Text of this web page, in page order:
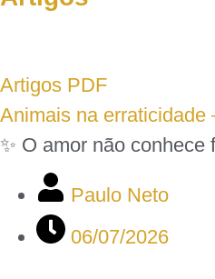
Artigos PDF
Animais na erraticidade
✨ O amor não
Paulo Neto
06/07/2026